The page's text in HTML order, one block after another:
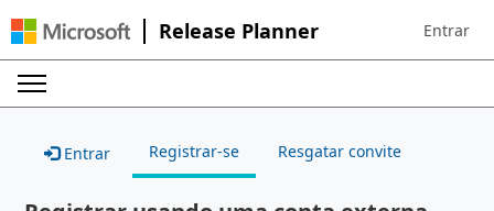
Release Planner Sign in to
Entrar
Entrar Registrar-se Resgatar convite